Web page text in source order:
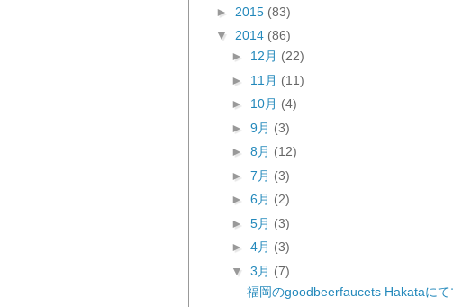
► 2015 (83)
▼ 2014 (86)
► 12月 (22)
► 11月 (11)
► 10月 (4)
► 9月 (3)
► 8月 (12)
► 7月 (3)
► 6月 (2)
► 5月 (3)
► 4月 (3)
▼ 3月 (7)
福岡のgoodbeerfaucets Hakataにて